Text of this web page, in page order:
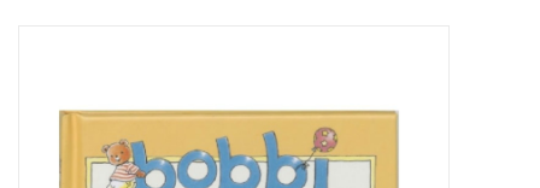
hebbedingen